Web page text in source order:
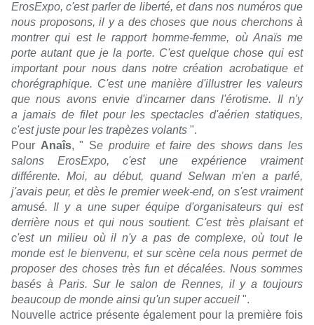
ErosExpo, c'est parler de liberté, et dans nos numéros que
nous proposons, il y a des choses que nous cherchons à
montrer qui est le rapport homme-femme, où Anaïs me
porte autant que je la porte. C'est quelque chose qui est
important pour nous dans notre création acrobatique et
chorégraphique. C'est une manière d'illustrer les valeurs
que nous avons envie d'incarner dans l'érotisme. Il n'y
a jamais de filet pour les spectacles d'aérien statiques,
c'est juste pour les trapèzes volants ".
Pour Anaîs, " Se produire et faire des shows dans les
salons ErosExpo, c'est une expérience vraiment
différente. Moi, au début, quand Selwan m'en a parlé,
j'avais peur, et dès le premier week-end, on s'est vraiment
amusé. Il y a une super équipe d'organisateurs qui est
derrière nous et qui nous soutient. C'est très plaisant et
c'est un milieu où il n'y a pas de complexe, où tout le
monde est le bienvenu, et sur scène cela nous permet de
proposer des choses très fun et décalées. Nous sommes
basés à Paris. Sur le salon de Rennes, il y a toujours
beaucoup de monde ainsi qu'un super accueil ".
Nouvelle actrice présente également pour la première fois